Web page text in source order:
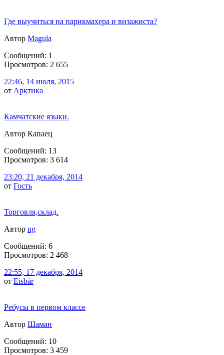
Где выучиться на парикмахера и визажиста?
Автор Magula
Сообщений: 1
Просмотров: 2 655
22:46, 14 июля, 2015
от Арктика
Камчатские языки.
Автор Капаец
Сообщений: 13
Просмотров: 3 614
23:20, 21 декабря, 2014
от Гоcть
Торговля,склад.
Автор ng
Сообщений: 6
Просмотров: 2 468
22:55, 17 декабря, 2014
от Eisbär
Ребусы в первом классе
Автор Шаман
Сообщений: 10
Просмотров: 3 459